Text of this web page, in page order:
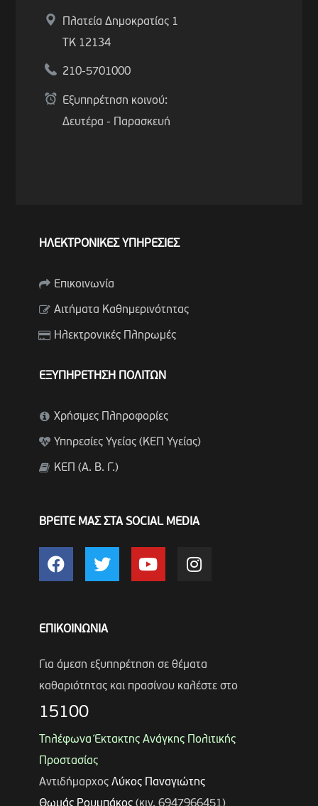
Πλατεία Δημοκρατίας 1
ΤΚ 12134
210-5701000
Εξυπηρέτηση κοινού:
Δευτέρα - Παρασκευή
ΗΛΕΚΤΡΟΝΙΚΕΣ ΥΠΗΡΕΣΙΕΣ
Επικοινωνία
Αιτήματα Καθημερινότητας
Ηλεκτρονικές Πληρωμές
ΕΞΥΠΗΡΕΤΗΣΗ ΠΟΛΙΤΩΝ
Χρήσιμες Πληροφορίες
Υπηρεσίες Υγείας (ΚΕΠ Υγείας)
ΚΕΠ (Α. Β. Γ.)
ΒΡΕΙΤΕ ΜΑΣ ΣΤΑ SOCIAL MEDIA
ΕΠΙΚΟΙΝΩΝΙΑ
Για άμεση εξυπηρέτηση σε θέματα
καθαριότητας και πρασίνου καλέστε στο
15100
Τηλέφωνα Έκτακτης Ανάγκης Πολιτικής
Προστασίας
Αντιδήμαρχος Λύκος Παναγιώτης